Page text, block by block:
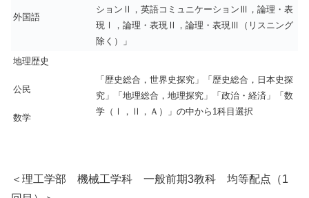
外国語
ションⅡ，英語コミュニケーションⅢ，論理・表
現Ⅰ，論理・表現Ⅱ，論理・表現Ⅲ（リスニング
除く）」
地理歴史
公民
数学
「歴史総合，世界史探究」「歴史総合，日本史探
究」「地理総合，地理探究」「政治・経済」「数
学（Ⅰ，Ⅱ，Ａ）」の中から1科目選択
＜理工学部 機械工学科 一般前期3教科 均等配点（1